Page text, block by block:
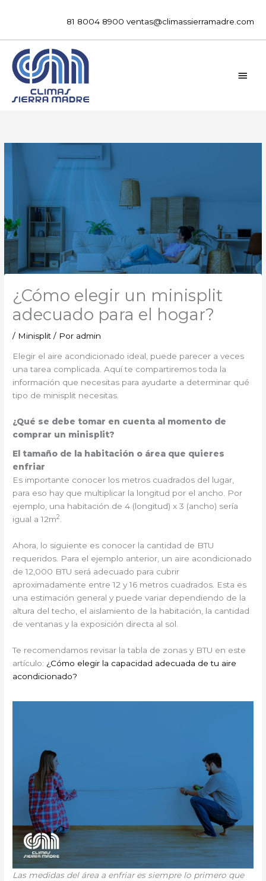
81 8004 8900 ventas@climassierramadre.com
¿Cómo elegir un minisplit
adecuado para el hogar?
/ Minisplit / Por admin
Elegir el aire acondicionado ideal, puede parecer a veces
una tarea complicada. Aquí te compartiremos toda la
información que necesitas para ayudarte a determinar qué
tipo de minisplit necesitas.
¿Qué se debe tomar en cuenta al momento de
comprar un minisplit?
El tamaño de la habitación o área que quieres
enfriar
Es importante conocer los metros cuadrados del lugar,
para eso hay que multiplicar la longitud por el ancho. Por
ejemplo, una habitación de 4 (longitud) x 3 (ancho) sería
igual a 12m2
Ahora, lo siguiente es conocer la cantidad de BTU
requeridos. Para el ejemplo anterior, un aire acondicionado
de 12,000 BTU será adecuado para cubrir
aproximadamente entre 12 y 16 metros cuadrados. Esta es
una estimación general y puede variar dependiendo de la
altura del techo, el aislamiento de la habitación, la cantidad
de ventanas y la exposición directa al sol.
Te recomendamos revisar la tabla de zonas y BTU en este
artículo: ¿Cómo elegir la capacidad adecuada de tu aire
acondicionado?
Las medidas del área a enfriar es siempre lo primero que